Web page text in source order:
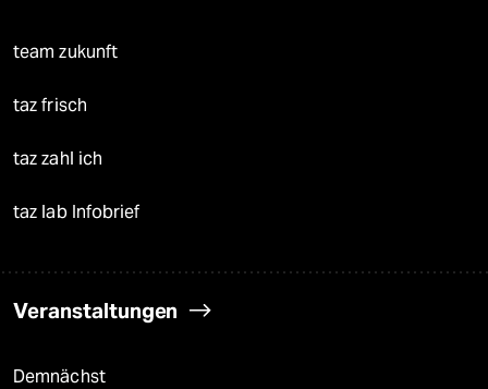
team zukunft
taz frisch
taz zahl ich
taz lab Infobrief
Veranstaltungen
Demnächst